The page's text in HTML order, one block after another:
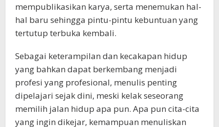
mempublikasikan karya, serta menemukan hal-
hal baru sehingga pintu-pintu kebuntuan yang
tertutup terbuka kembali.
Sebagai keterampilan dan kecakapan hidup
yang bahkan dapat berkembang menjadi
profesi yang profesional, menulis penting
dipelajari sejak dini, meski kelak seseorang
memilih jalan hidup apa pun. Apa pun cita-cita
yang ingin dikejar, kemampuan menuliskan